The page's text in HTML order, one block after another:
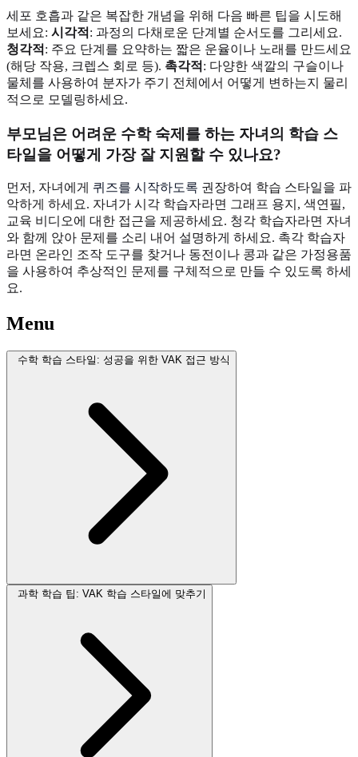
세포 호흡과 같은 복잡한 개념을 위해 다음 빠른 팁을 시도해
보세요: 시각적 : 과정의 다채로운 단계별 순서도를 그리세요.
청각적 : 주요 단계를 요약하는 짧은 운율이나 노래를 만드세요
(해당 작용, 크렙스 회로 등). 촉각적 : 다양한 색깔의 구슬이나
물체를 사용하여 분자가 주기 전체에서 어떻게 변하는지 물리
적으로 모델링하세요.
부모님은 어려운 수학 숙제를 하는 자녀의 학습 스
타일을 어떻게 가장 잘 지원할 수 있나요?
먼저, 자녀에게 퀴즈를 시작하도록 권장하여 학습 스타일을 파
악하게 하세요. 자녀가 시각 학습자라면 그래프 용지, 색연필,
교육 비디오에 대한 접근을 제공하세요. 청각 학습자라면 자녀
와 함께 앉아 문제를 소리 내어 설명하게 하세요. 촉각 학습자
라면 온라인 조작 도구를 찾거나 동전이나 콩과 같은 가정용품
을 사용하여 추상적인 문제를 구체적으로 만들 수 있도록 하세
요.
Menu
수학 학습 스타일: 성공을 위한 VAK 접근 방식
과학 학습 팁: VAK 학습 스타일에 맞추기